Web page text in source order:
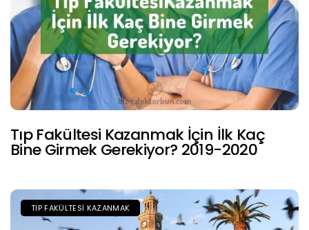
Tıp Fakültesi Kazanmak İçin İlk Kaç
Bine Girmek Gerekiyor? 2019-2020
TIP FAKÜLTESI KAZANMAK